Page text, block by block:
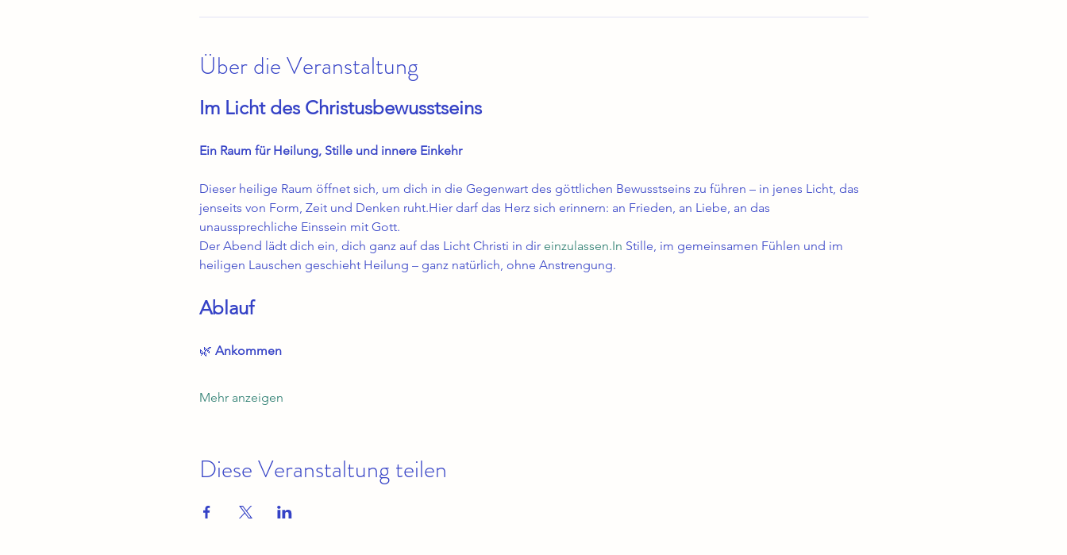
Über die Veranstaltung
Im Licht des Christusbewusstseins
Ein Raum für Heilung, Stille und innere Einkehr
Dieser heilige Raum öffnet sich, um dich in die Gegenwart des göttlichen Bewusstseins zu führen – in jenes Licht, das
jenseits von Form, Zeit und Denken ruht.Hier darf das Herz sich erinnern: an Frieden, an Liebe, an das
unaussprechliche Einssein mit Gott.
Der Abend lädt dich ein, dich ganz auf das Licht Christi in dir einzulassen.In Stille, im gemeinsamen Fühlen und im
heiligen Lauschen geschieht Heilung – ganz natürlich, ohne Anstrengung.
Ablauf
🌿 Ankommen
Mehr anzeigen
Diese Veranstaltung teilen